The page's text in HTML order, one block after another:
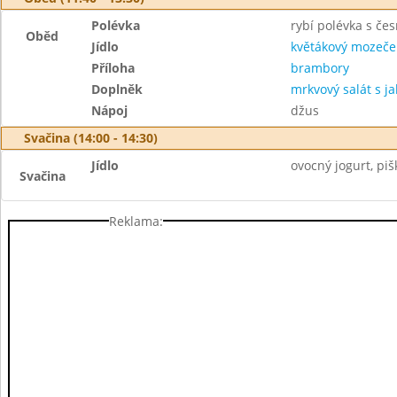
Oběd
Polévka
rybí polévka s
Jídlo
květákový
Příloha
brambory
Doplněk
mrkvový salát s
Nápoj
džus
Svačina (14:00 - 14:30)
Svačina
Jídlo ovocný jogurt,
Reklama: